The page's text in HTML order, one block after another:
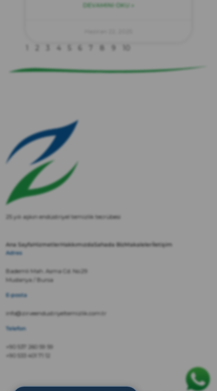
DEVAMINI OKU »
4
25 yılı aşkın endüstriyel temizlik tecrübesi
Ana SayfaHizmetlerHakkımızdaSahada BizMakaleler İletişim
Adres
Bademli Mah. Asma Cd. No:29
Mudanya / Bursa
E-posta
info@zirveendustriyeltemizlik.com.tr
Telefon
+90 537 260 59 59
+90 533 401 71 12